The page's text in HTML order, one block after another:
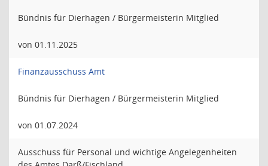
Bündnis für Dierhagen / Bürgermeisterin Mitglied
von 01.11.2025
Finanzausschuss Amt
Bündnis für Dierhagen / Bürgermeisterin Mitglied
von 01.07.2024
Ausschuss für Personal und wichtige Angelegenheiten